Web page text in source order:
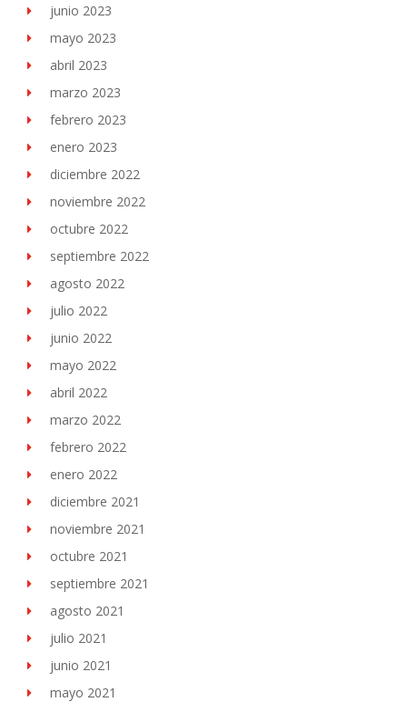
junio 2023
mayo 2023
abril 2023
marzo 2023
febrero 2023
enero 2023
diciembre 2022
noviembre 2022
octubre 2022
septiembre 2022
agosto 2022
julio 2022
junio 2022
mayo 2022
abril 2022
marzo 2022
febrero 2022
enero 2022
diciembre 2021
noviembre 2021
octubre 2021
septiembre 2021
agosto 2021
julio 2021
junio 2021
mayo 2021